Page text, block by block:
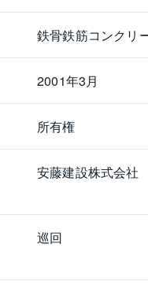
鉄骨鉄筋コンクリ
2001年3月
所有権
安藤建設株式会社
巡回